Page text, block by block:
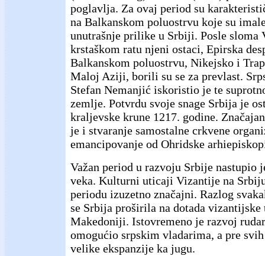
poglavlja. Za ovaj period su
na Balkanskom poluostrvu koje su
unutrašnje prilike u Srbiji. Posle sloma
krstaškom ratu njeni ostaci, Epirska
Balkanskom poluostrvu, Nikejsko i
Maloj Aziji, borili su se za prevlast.
Stefan Nemanjić iskoristio je te
zemlje. Potvrdu svoje snage Srbija je
kraljevske krune 1217. godine.
je i stvaranje samostalne crkvene
emancipovanje od Ohridske
Važan period u razvoju Srbije nastupio
veka. Kulturni uticaji Vizantije na
periodu izuzetno značajni. Razlog
se Srbija proširila na dotada
Makedoniji. Istovremeno je razvoj
omogućio srpskim vladarima, a pre
velike ekspanzije ka jugu.